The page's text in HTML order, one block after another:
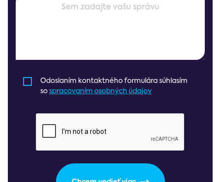
Odoslaním kontaktného formulára súhlasím
so spracovaním osobných údajov